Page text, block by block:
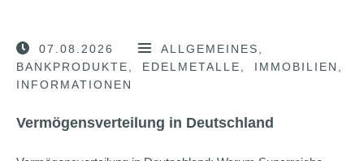
07.08.2026
ALLGEMEINES
BANKPRODUKTE
EDELMETALLE
IMMOBILIEN
INFORMATIONEN
Vermögensverteilung in Deutschland